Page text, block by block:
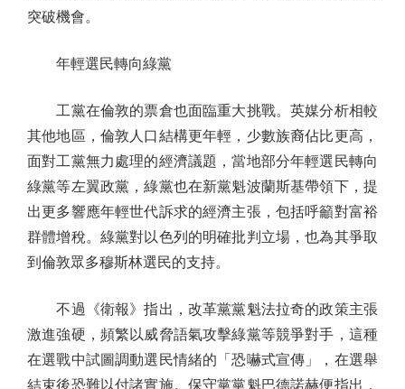
突破機會。
年輕選民轉向綠黨
工黨在倫敦的票倉也面臨重大挑戰。英媒分析相較
其他地區，倫敦人口結構更年輕，少數族裔佔比更高，
面對工黨無力處理的經濟議題，當地部分年輕選民轉向
綠黨等左翼政黨，綠黨也在新黨魁波蘭斯基帶領下，提
出更多響應年輕世代訴求的經濟主張，包括呼籲對富裕
群體增稅。綠黨對以色列的明確批判立場，也為其爭取
到倫敦眾多穆斯林選民的支持。
不過《衛報》指出，改革黨黨魁法拉奇的政策主張
激進強硬，頻繁以威脅語氣攻擊綠黨等競爭對手，這種
在選戰中試圖調動選民情緒的「恐嚇式宣傳」，在選舉
結束後恐難以付諸實施。保守黨黨魁巴德諾赫便指出，